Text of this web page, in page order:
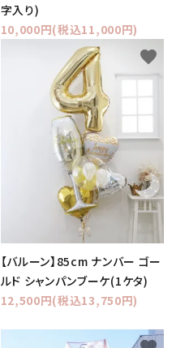
字入り)
10,000円(税込11,000円)
【バルーン】85cm ナンバー ゴー
ルド シャンパンブーケ(1ケタ)
12,500円(税込13,750円)
favorite